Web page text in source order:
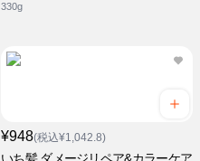
330g
¥948(税込¥1,042.8)